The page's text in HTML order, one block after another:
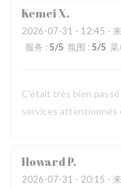
KemeiX
2026-07-31 - 12:45 -
服务 : 5/5 氛围 : 5/5
C'était très bien
services attentionnés
HowardP
2026-07-31 - 20:15 -